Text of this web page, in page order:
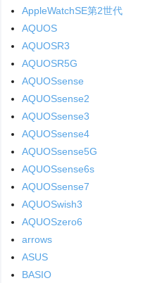
AppleWatchSE第2世代
AQUOS
AQUOSR3
AQUOSR5G
AQUOSsense
AQUOSsense2
AQUOSsense3
AQUOSsense4
AQUOSsense5G
AQUOSsense6s
AQUOSsense7
AQUOSwish3
AQUOSzero6
arrows
ASUS
BASIO